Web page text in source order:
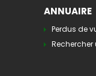
ANNUAIRE
Perdus de